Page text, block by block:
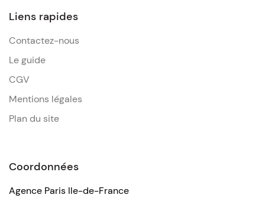
Liens rapides
Contactez-nous
Le guide
CGV
Mentions légales
Plan du site
Coordonnées
Agence Paris Ile-de-France